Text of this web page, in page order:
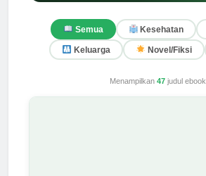
Semua Kesehatan
Keluarga Novel/Fiksi
Menampilkan 47judul ebook